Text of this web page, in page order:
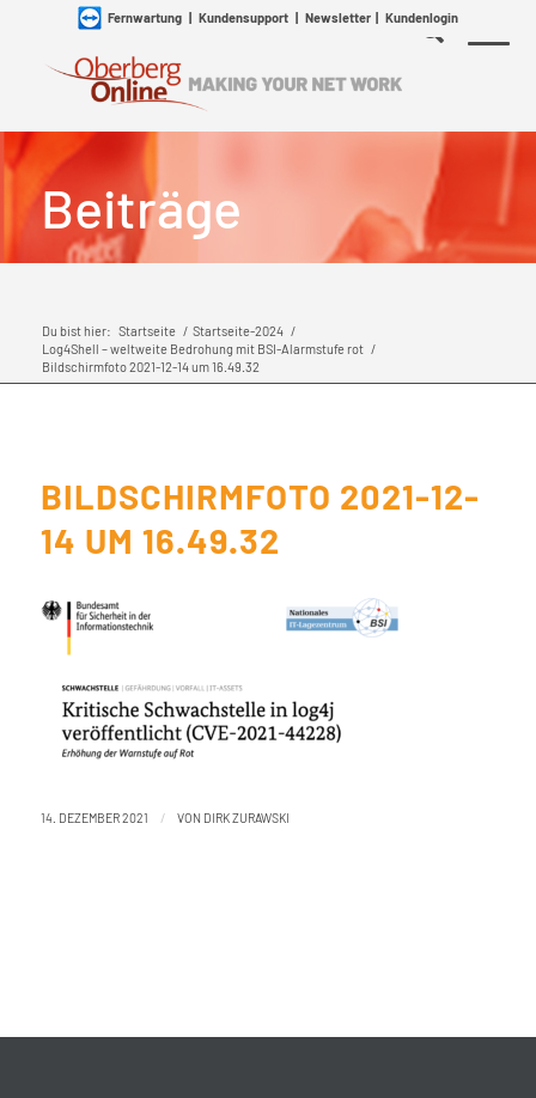
Fernwartung| Kundensupport| Newsletter| Kundenlogin
Beiträge
Du bist hier: Startseite / Startseite-2024 /
Log4Shell – weltweite Bedrohung mit BSI-Alarmstufe rot /
Bildschirmfoto 2021-12-14 um 16.49.32
BILDSCHIRMFOTO 2021-12-
14 UM 16.49.32
14. DEZEMBER 2021 / VON DIRK ZURAWSKI